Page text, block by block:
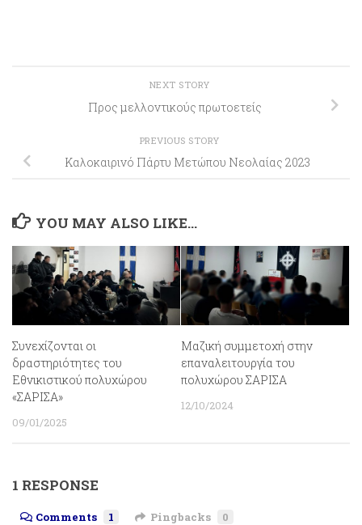
NEXT STORY
Προς μελλοντικούς πρωτοετείς
PREVIOUS STORY
Καλοκαιρινό Πάρτυ Μετώπου Νεολαίας 2023
YOU MAY ALSO LIKE...
Συνεχίζονται οι
δραστηριότητες του
Εθνικιστικού πολυχώρου
«ΣΑΡΙΣΑ»
09/01/2025
Μαζική συμμετοχή στην
επαναλειτουργία του
πολυχώρου ΣΑΡΙΣΑ
12/10/2024
1 RESPONSE
Comments 1 Pingbacks 0